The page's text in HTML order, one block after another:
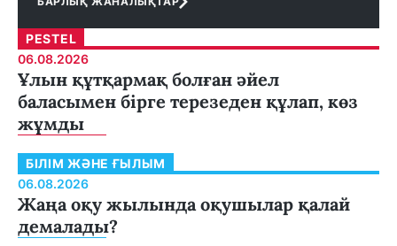
PESTEL
06.08.2026
Ұлын құтқармақ болған әйел
баласымен бірге терезеден құлап, көз
жұмды
БІЛІМ ЖӘНЕ ҒЫЛЫМ
06.08.2026
Жаңа оқу жылында оқушылар қалай
демалады?